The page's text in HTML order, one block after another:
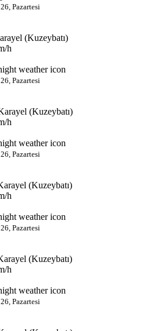
Pazartesi
(Kuzeybatı)
h
Pazartesi
(Kuzeybatı)
h
Pazartesi
(Kuzeybatı)
h
Pazartesi
(Kuzeybatı)
h
Pazartesi